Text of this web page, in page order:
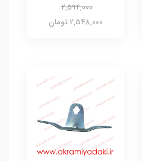
2,594,000
2,548,000 تومان